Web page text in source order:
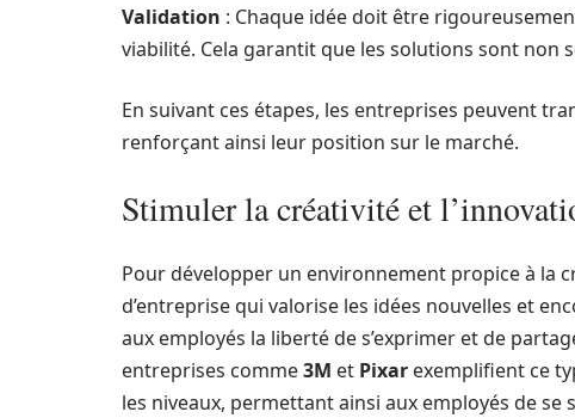
Validation : Chaque idée doit être
viabilité. Cela garantit que les solutions sont non
En suivant ces étapes, les entreprises peuvent
renforçant ainsi leur position sur le marché.
Stimuler la créativité et
Pour développer un environnement propice à la
d’entreprise qui valorise les idées nouvelles et
aux employés la liberté de s’exprimer et de
entreprises comme3M et Pixar exemplifient ce
les niveaux, permettant ainsi aux employés de